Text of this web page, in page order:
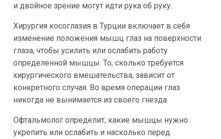
и двойное зрение могут идти рука об руку.
Хирургия косоглазия в Турции включает в себя
изменение положения мышц глаз на поверхности
глаза, чтобы усилить или ослабить работу
определенной мышцы. То, сколько требуется
хирургического вмешательства, зависит от
конкретного случая. Во время операции глаз
никогда не вынимается из своего гнезда.
Офтальмолог определит, какие мышцы нужно
укрепить или ослабить и насколько перед